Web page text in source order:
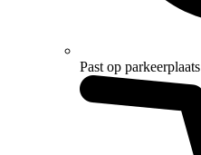
Past op parkeerplaats